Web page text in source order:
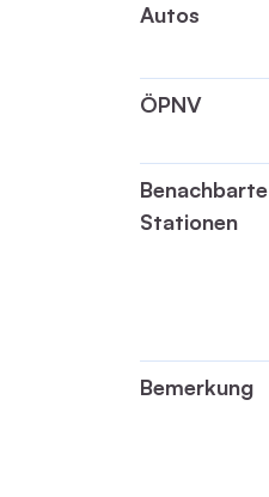
Autos
ÖPNV
Benachbarte
Stationen
Bemerkung